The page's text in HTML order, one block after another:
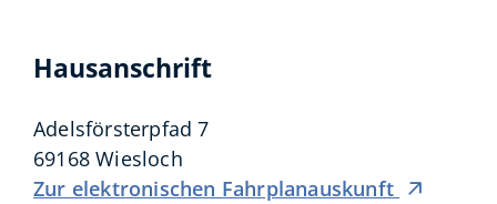
Hausanschrift
Adelsförsterpfad 7
69168 Wiesloch
Zur elektronischen Fahrplanauskunft